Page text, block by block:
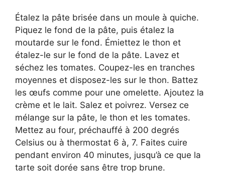
Étalez la pâte brisée dans un moule à quiche.
Piquez le fond de la pâte, puis étalez la
moutarde sur le fond. Émiettez le thon et
étalez-le sur le fond de la pâte. Lavez et
séchez les tomates. Coupez-les en tranches
moyennes et disposez-les sur le thon. Battez
les œufs comme pour une omelette. Ajoutez la
crème et le lait. Salez et poivrez. Versez ce
mélange sur la pâte, le thon et les tomates.
Mettez au four, préchauffé à 200 degrés
Celsius ou à thermostat 6 à, 7. Faites cuire
pendant environ 40 minutes, jusqu’à ce que la
tarte soit dorée sans être trop brune.